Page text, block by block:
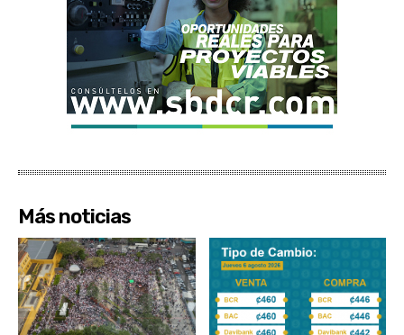
Más noticias